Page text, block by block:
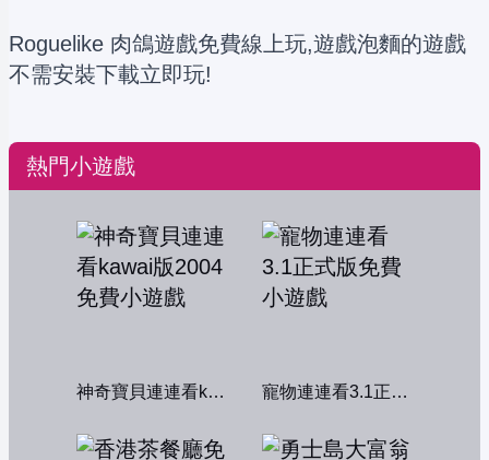
Roguelike 肉鴿遊戲免費線上玩,遊戲泡麵的遊戲
不需安裝下載立即玩!
熱門小遊戲
神奇寶貝連連看kawai版2004 寵物連連看3.1正式版